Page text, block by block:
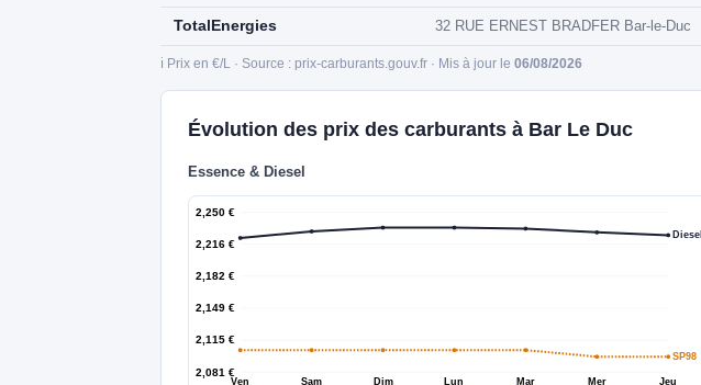
TotalEnergies 32 RUE ERNEST BRADFER Bar-le-Duc
ℹ️ Prix en €/L · Source : prix-carburants.gouv.fr · Mis à jour le 06/08/2026
Évolution des prix des carburants à Bar Le Duc
Essence & Diesel
2,081 €
2,115 €
2,149 €
2,182 €
2,216 €
2,250 €
Ven Sam Dim Lun Mar Mer Jeu
Diesel
SP98